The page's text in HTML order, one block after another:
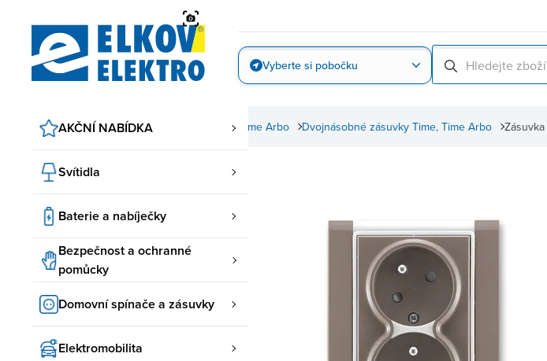
Vyberte si pobočku
AKČNÍ NABÍDKA
Svítidla
Baterie a nabíječky
Bezpečnost a ochranné
pomůcky
Domovní spínače a zásuvky
Elektromobilita
Dvojnásobné zásuvky Time, Time Arbo
Zásuvky Time, Time Arbo
Time, Time Arbo ABB